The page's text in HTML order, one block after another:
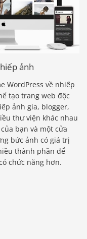
ảnh
WordPress về nhiếp
tạo trang web độc
ảnh gia, blogger,
thư viện khác nhau
bạn và một cửa
bức ảnh có giá trị
thành phần để
chức năng hơn.